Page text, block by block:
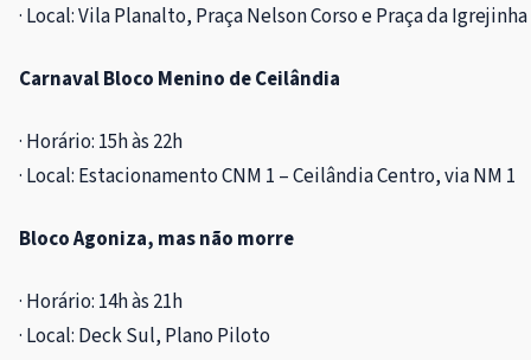
· Local: Vila Planalto, Praça Nelson Corso e Praça da Igrejinha
Carnaval Bloco Menino de Ceilândia
· Horário: 15h às 22h
· Local: Estacionamento CNM 1 – Ceilândia Centro, via NM 1
Bloco Agoniza, mas não morre
· Horário: 14h às 21h
· Local: Deck Sul, Plano Piloto